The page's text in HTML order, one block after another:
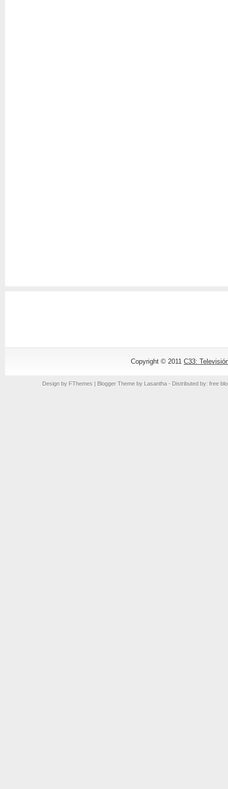
Copyright © 2011 C33:
Design by FThemes | Blogger Theme by Lasantha - Distributed by: free